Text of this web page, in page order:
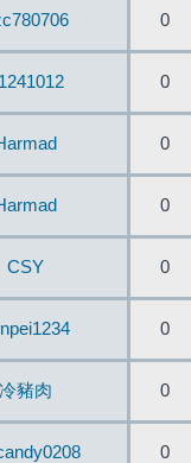
0
0
0
0
CSY 0
0
冷豬肉 0
0